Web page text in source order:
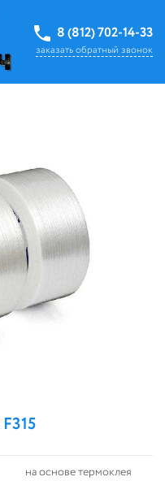
8 (812) 702-14-33
заказать обратный звонок
F315
на основе термоклея